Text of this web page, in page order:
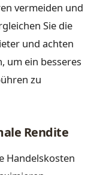
vermeiden und
Sie die
und achten
um ein besseres
zu
Rendite
Handelskosten